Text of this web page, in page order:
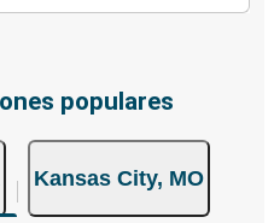
populares
Kansas City, MO